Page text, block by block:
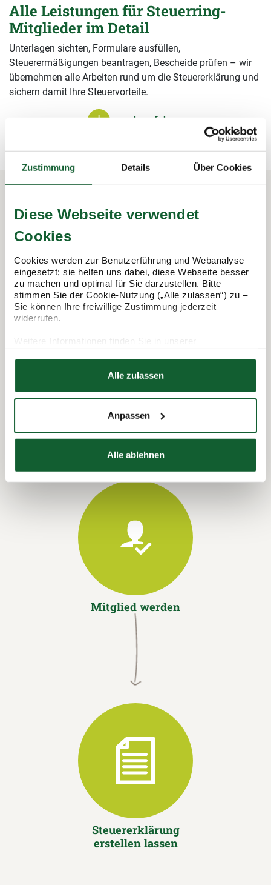
Zustimmung Details Über Cookies
Diese Webseite verwendet
Cookies
Cookies werden zur Benutzerführung und Webanalyse
eingesetzt; sie helfen uns dabei, diese Webseite besser
zu machen und optimal für Sie darzustellen. Bitte
stimmen Sie der Cookie-Nutzung („Alle zulassen“) zu –
Sie können Ihre freiwillige Zustimmung jederzeit
widerrufen.
Datenschutzerklärung
Alle zulassen
Anpassen
Alle ablehnen
Alle Leistungen für Steuerring-
Mitglieder im Detail
Unterlagen sichten, Formulare ausfüllen,
Steuerermäßigungen beantragen, Bescheide prüfen – wir
übernehmen alle Arbeiten rund um die Steuererklärung und
sichern damit Ihre Steuervorteile.
mehr erfahrenmehr erfahren
In 3 Schritten zur Steuererklärung.
So funktioniert's:
Termin vereinbaren
Mitglied werden
Steuererklärung
erstellen lassen